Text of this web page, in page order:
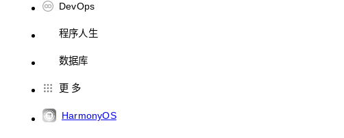
DevOps
程序人生
数据库
更 多
HarmonyOS